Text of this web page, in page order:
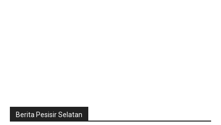
Berita Pesisir Selatan